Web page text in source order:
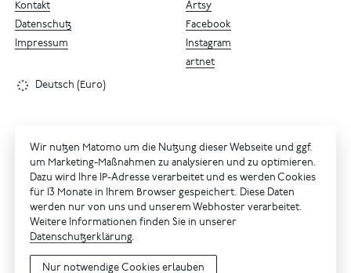
Artsy
Facebook
Instagram
artnet
Kontakt
Datenschutz
Impressum
Deutsch (Euro)
Wir nutzen Matomo um die Nutzung dieser Webseite und ggf.
um Marketing-Maßnahmen zu analysieren und zu optimieren.
Dazu wird Ihre IP-Adresse verarbeitet und es werden Cookies
für 13 Monate in Ihrem Browser gespeichert. Diese Daten
werden nur von uns und unserem Webhoster verarbeitet.
Weitere Informationen finden Sie in unserer
Datenschutzerklärung.
Nur notwendige Cookies erlauben